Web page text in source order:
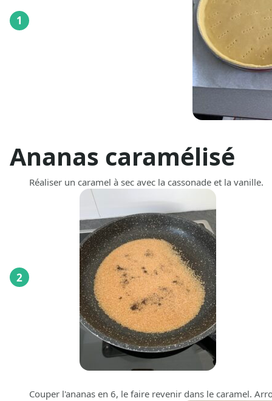
1
Ananas caramélisé
2
Réaliser un caramel à sec avec la cassonade et la vanille.
Couper l'ananas en 6, le faire revenir dans le caramel.